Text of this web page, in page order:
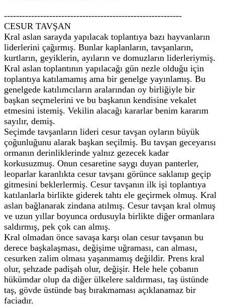
-----------------------------------------------------------
CESUR TAVŞAN
Kral aslan sarayda yapılacak toplantıya bazı hayvanların
liderlerini çağırmış. Bunlar kaplanların, tavşanların,
kurtların, geyiklerin, ayıların ve domuzların liderleriymiş.
Kral aslan toplantının yapılacağı gün nezle olduğu için
toplantıya katılamamış ama bir genelge yayınlamış. Bu
genelgede katılımcıların aralarından oy birliğiyle bir
başkan seçmelerini ve bu başkanın kendisine vekalet
etmesini istemiş. Vekilin alacağı kararlar benim kararım
sayılır, demiş.
Seçimde tavşanların lideri cesur tavşan oyların büyük
çoğunluğunu alarak başkan seçilmiş. Bu tavşan geceyarısı
ormanın derinliklerinde yalnız gezecek kadar
korkusuzmuş. Onun cesaretine saygı duyan panterler,
leoparlar karanlıkta cesur tavşanı görünce saklanıp geçip
gitmesini beklerlermiş. Cesur tavşanın ilk işi toplantıya
katılanlarla birlikte giderek tahtı ele geçirmek olmuş. Kral
aslan bağlanarak zindana atılmış. Cesur tavşan kral olmuş
ve uzun yıllar boyunca ordusuyla birlikte diğer ormanlara
saldırmış, pek çok can almış.
Kral olmadan önce savaşa karşı olan cesur tavşanın bu
derece başkalaşması, değişime uğraması, can alması,
cesurken zalim olması yaşanmamış değildir. Prens kral
olur, şehzade padişah olur, değişir. Hele hele çobanın
hükümdar olup da diğer ülkelere saldırması, taş üstünde
taş, gövde üstünde baş bırakmaması açıklanamaz bir
faciadır.